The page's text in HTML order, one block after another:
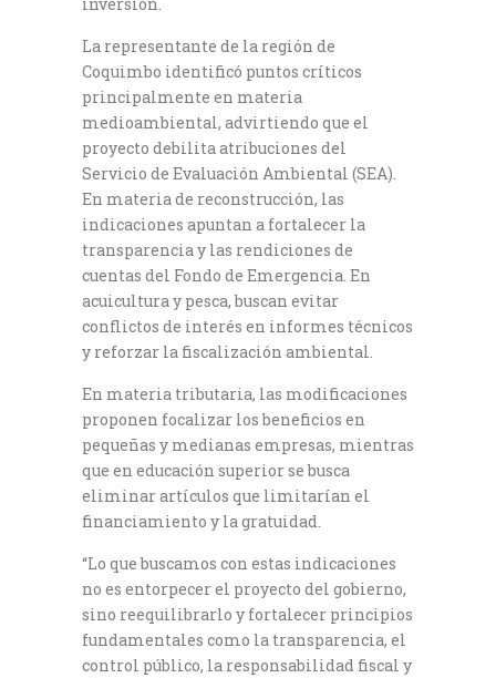
La representante de la región de
Coquimbo identificó puntos críticos
principalmente en materia
medioambiental, advirtiendo que el
proyecto debilita atribuciones del
Servicio de Evaluación Ambiental (SEA).
En materia de reconstrucción, las
indicaciones apuntan a fortalecer la
transparencia y las rendiciones de
cuentas del Fondo de Emergencia. En
acuicultura y pesca, buscan evitar
conflictos de interés en informes técnicos
y reforzar la fiscalización ambiental.
En materia tributaria, las modificaciones
proponen focalizar los beneficios en
pequeñas y medianas empresas, mientras
que en educación superior se busca
eliminar artículos que limitarían el
financiamiento y la gratuidad.
“Lo que buscamos con estas indicaciones
no es entorpecer el proyecto del gobierno,
sino reequilibrarlo y fortalecer principios
fundamentales como la transparencia, el
control público, la responsabilidad fiscal y